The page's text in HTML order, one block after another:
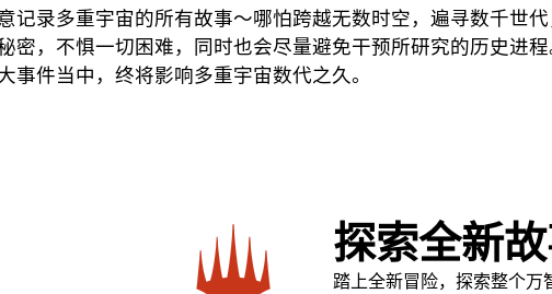
记录多重宇宙的所有故事～哪怕跨越无数时空，遍寻数千世
密，不惧一切困难，同时也会尽量避免干预所研究的历史进
事件当中，终将影响多重宇宙数代之久。
探索全新
踏上全新冒险，探索整个万